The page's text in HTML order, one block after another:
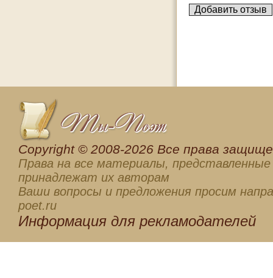
Сopyright © 2008-2026 Все права
Права на все материалы, представленные
принадлежат их авторам
Ваши вопросы и предложения просим
poet.ru
Информация для рекламодателей